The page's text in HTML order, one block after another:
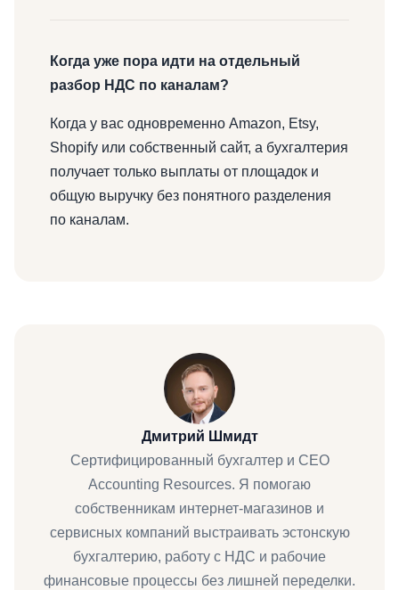
Когда уже пора идти на отдельный
разбор НДС по каналам?
Когда у вас одновременно Amazon, Etsy,
Shopify или собственный сайт, а бухгалтерия
получает только выплаты от площадок и
общую выручку без понятного разделения
по каналам.
Дмитрий Шмидт
Сертифицированный бухгалтер и CEO
Accounting Resources. Я помогаю
собственникам интернет-магазинов и
сервисных компаний выстраивать эстонскую
бухгалтерию, работу с НДС и рабочие
финансовые процессы без лишней переделки.